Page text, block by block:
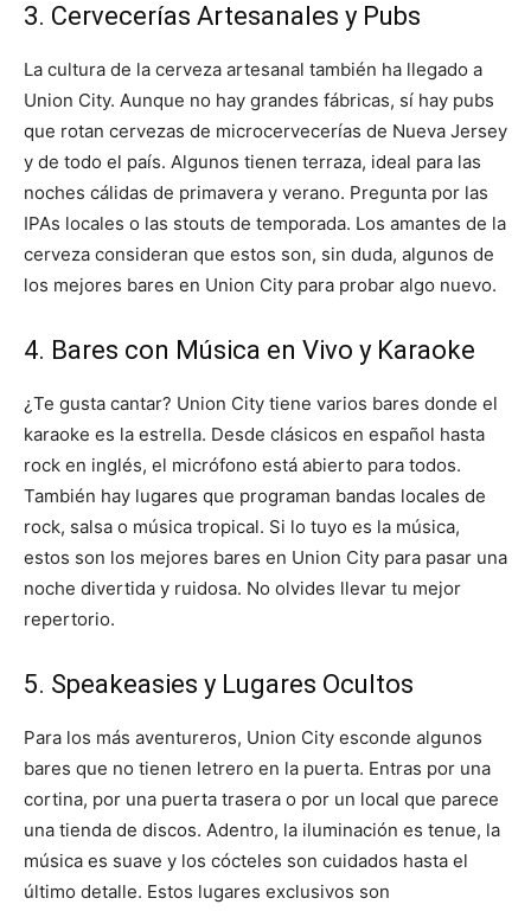
3. Cervecerías Artesanales y Pubs
La cultura de la cerveza artesanal también ha llegado a
Union City. Aunque no hay grandes fábricas, sí hay pubs
que rotan cervezas de microcervecerías de Nueva Jersey
y de todo el país. Algunos tienen terraza, ideal para las
noches cálidas de primavera y verano. Pregunta por las
IPAs locales o las stouts de temporada. Los amantes de la
cerveza consideran que estos son, sin duda, algunos de
los mejores bares en Union City para probar algo nuevo.
4. Bares con Música en Vivo y Karaoke
¿Te gusta cantar? Union City tiene varios bares donde el
karaoke es la estrella. Desde clásicos en español hasta
rock en inglés, el micrófono está abierto para todos.
También hay lugares que programan bandas locales de
rock, salsa o música tropical. Si lo tuyo es la música,
estos son los mejores bares en Union City para pasar una
noche divertida y ruidosa. No olvides llevar tu mejor
repertorio.
5. Speakeasies y Lugares Ocultos
Para los más aventureros, Union City esconde algunos
bares que no tienen letrero en la puerta. Entras por una
cortina, por una puerta trasera o por un local que parece
una tienda de discos. Adentro, la iluminación es tenue, la
música es suave y los cócteles son cuidados hasta el
último detalle. Estos lugares exclusivos son